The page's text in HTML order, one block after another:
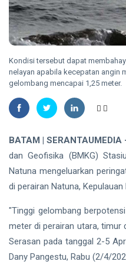
2026
Waspadai
Penipuan
Berkedok Juru
Pungut
Retribusi
Sampah
NATUNA
167 RTLH di
Direhabilitasi
dengan
Bantuan
Kementerian
PKP
07 Aug,
2026
views
RIAU
SKK
PHR dan
Polda Riau
Perkuat
Sinergi
Lindungi
Negara
Menjaga
Ketahanan
Energi
Nasional
07
2026
13
views
BINTAN
Bintan
Buka
Seleksi
Komisaris
dan
06
Aug,
2026
41
views
Kondisi tersebut dapat
nelayan apabila kecepatan angin
gelombang mencapai 1,25 meter.
BATAM | SERANTAUMEDIA
dan Geofisika (BMKG)
Natuna mengeluarkan
di perairan Natuna, Kepulauan
"Tinggi gelombang
meter di perairan utara, timur
Serasan pada tanggal 2-5
Dany Pangestu, Rabu (2/4/